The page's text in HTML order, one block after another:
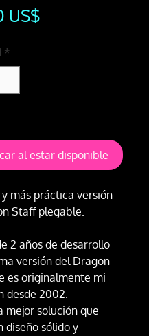
US$
*
al estar disponible
y más práctica versión
Staff plegable.
2 años de desarrollo
versión del Dragon
es originalmente mi
desde 2002.
mejor solución que
diseño sólido y